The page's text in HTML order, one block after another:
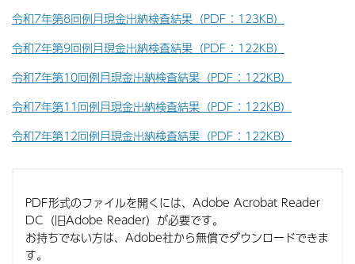
令和7年第8回例月現金出納検査結果（PDF：123KB）
令和7年第9回例月現金出納検査結果（PDF：122KB）
令和7年第10回例月現金出納検査結果（PDF：122KB）
令和7年第11回例月現金出納検査結果（PDF：122KB）
令和7年第12回例月現金出納検査結果（PDF：122KB）
PDF形式のファイルを開くには、Adobe Acrobat Reader
DC（旧Adobe Reader）が必要です。
お持ちでない方は、Adobe社から無償でダウンロードできま
す。